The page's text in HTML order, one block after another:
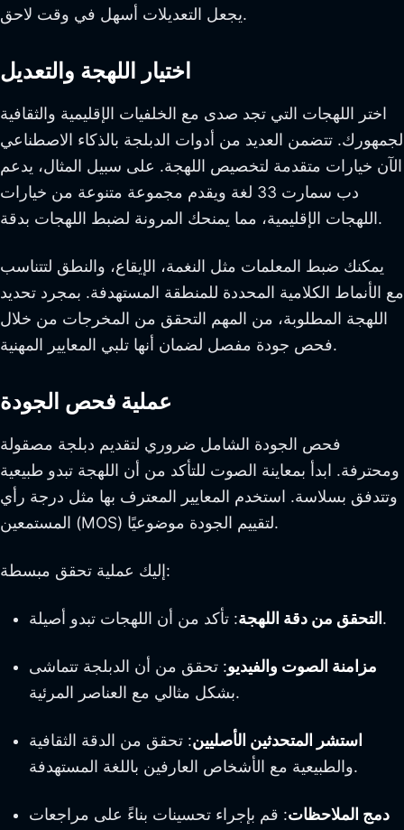
يجعل التعديلات أسهل في وقت لاحق.
اختيار اللهجة والتعديل
اختر اللهجات التي تجد صدى مع الخلفيات الإقليمية والثقافية
لجمهورك. تتضمن العديد من أدوات الدبلجة بالذكاء الاصطناعي
الآن خيارات متقدمة لتخصيص اللهجة. على سبيل المثال، يدعم
دب سمارت 33 لغة ويقدم مجموعة متنوعة من خيارات
اللهجات الإقليمية، مما يمنحك المرونة لضبط اللهجات بدقة.
يمكنك ضبط المعلمات مثل النغمة، الإيقاع، والنطق لتتناسب
مع الأنماط الكلامية المحددة للمنطقة المستهدفة. بمجرد تحديد
اللهجة المطلوبة، من المهم التحقق من المخرجات من خلال
فحص جودة مفصل لضمان أنها تلبي المعايير المهنية.
عملية فحص الجودة
فحص الجودة الشامل ضروري لتقديم دبلجة مصقولة
ومحترفة. ابدأ بمعاينة الصوت للتأكد من أن اللهجة تبدو طبيعية
وتتدفق بسلاسة. استخدم المعايير المعترف بها مثل درجة رأي
المستمعين (MOS) لتقييم الجودة موضوعيًا.
إليك عملية تحقق مبسطة:
التحقق من دقة اللهجة : تأكد من أن اللهجات تبدو أصيلة.
مزامنة الصوت والفيديو: تحقق من أن الدبلجة تتماشى
بشكل مثالي مع العناصر المرئية.
استشر المتحدثين الأصليين: تحقق من الدقة الثقافية
والطبيعية مع الأشخاص العارفين باللغة المستهدفة.
دمج الملاحظات: قم بإجراء تحسينات بناءً على مراجعات